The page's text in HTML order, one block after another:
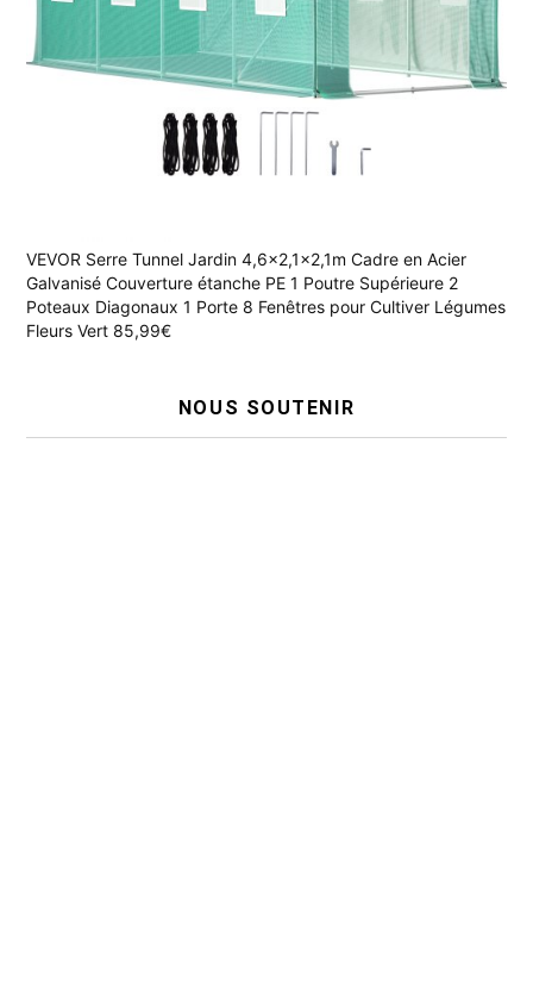
VEVOR Serre Tunnel Jardin 4,6x2,1x2,1m Cadre en Acier
Galvanisé Couverture étanche PE 1 Poutre Supérieure 2
Poteaux Diagonaux 1 Porte 8 Fenêtres pour Cultiver Légumes
Fleurs Vert 85,99€
NOUS SOUTENIR